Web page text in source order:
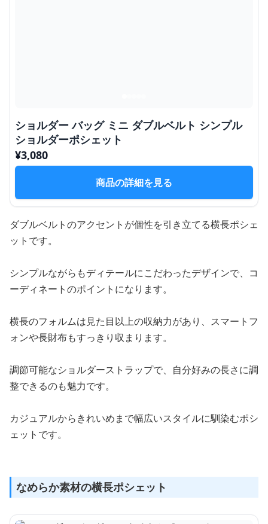
ショルダー バッグ ミニ ダブルベルト シンプル
ショルダーポシェット
¥3,080
商品の詳細を見る
ダブルベルトのアクセントが個性を引き立てる横長ポシェ
ットです。
シンプルながらもディテールにこだわったデザインで、コ
ーディネートのポイントになります。
横長のフォルムは見た目以上の収納力があり、スマートフ
ォンや長財布もすっきり収まります。
調節可能なショルダーストラップで、自分好みの長さに調
整できるのも魅力です。
カジュアルからきれいめまで幅広いスタイルに馴染むポシ
ェットです。
なめらか素材の横長ポシェット